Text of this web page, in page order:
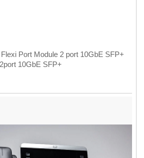
Port Module 2 port 10GbE SFP+
10GbE SFP+